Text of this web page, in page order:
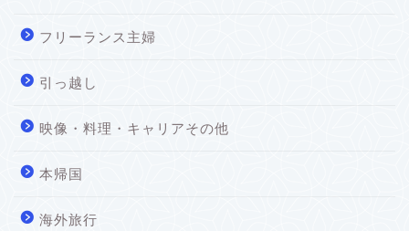
フリーランス主婦
引っ越し
映像・料理・キャリアその他
本帰国
海外旅行